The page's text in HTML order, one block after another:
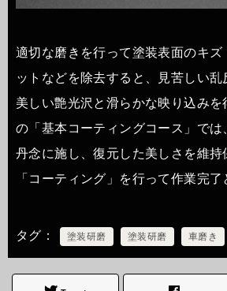
適切な磨きを行って塗装表面のキズ
ットなどを除去すると、見苦しい乱
美しい艶光沢と滑らかな映り込みを
の「基本コーティングコース」では
丹念に施し、復元した美しさを維持
「コーティング」を行って作業完了
タグ 塗装研磨 塗装研磨 車磨き